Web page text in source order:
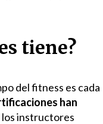
tiene?
del fitness es cada
han
los instructores